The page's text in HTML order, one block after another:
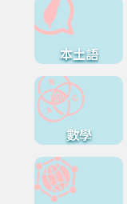
本土語
數學